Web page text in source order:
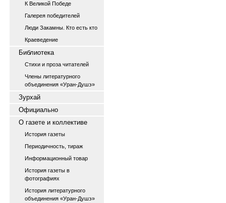
К Великой Победе
Галерея победителей
Люди Закамны. Кто есть кто
Краеведение
Библиотека
Стихи и проза читателей
Члены литературного
объединения «Уран-Душэ»
Зурхай
Официально
О газете и коллективе
История газеты
Периодичность, тираж
Информационный товар
История газеты в
фотографиях
История литературного
объединения «Уран-Душэ»